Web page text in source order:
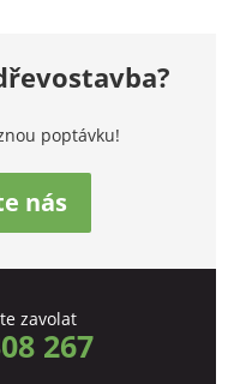
poptávku!
nás
zavolat
267